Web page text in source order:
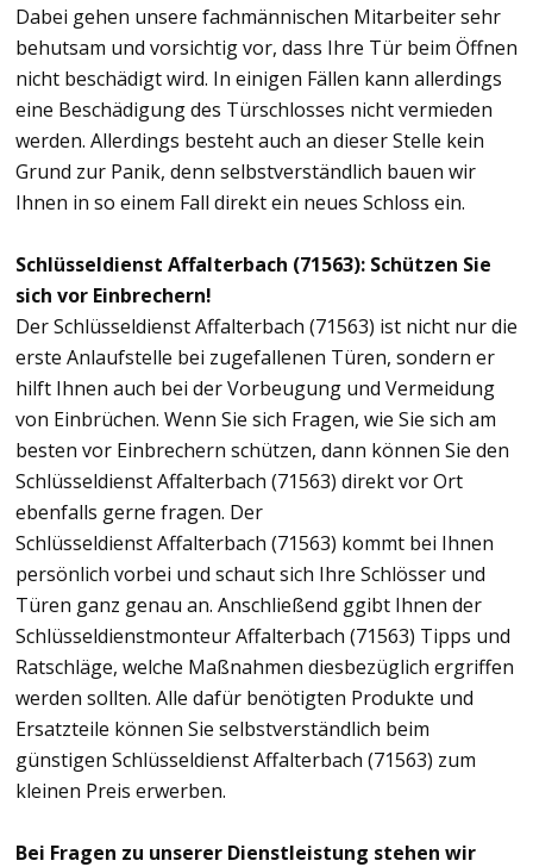
Dabei gehen unsere fachmännischen Mitarbeiter sehr
behutsam und vorsichtig vor, dass Ihre Tür beim Öffnen
nicht beschädigt wird. In einigen Fällen kann allerdings
eine Beschädigung des Türschlosses nicht vermieden
werden. Allerdings besteht auch an dieser Stelle kein
Grund zur Panik, denn selbstverständlich bauen wir
Ihnen in so einem Fall direkt ein neues Schloss ein.
Schlüsseldienst Affalterbach (71563): Schützen Sie
sich vor Einbrechern!
Der Schlüsseldienst Affalterbach (71563) ist nicht nur die
erste Anlaufstelle bei zugefallenen Türen, sondern er
hilft Ihnen auch bei der Vorbeugung und Vermeidung
von Einbrüchen. Wenn Sie sich Fragen, wie Sie sich am
besten vor Einbrechern schützen, dann können Sie den
Schlüsseldienst Affalterbach (71563) direkt vor Ort
ebenfalls gerne fragen. Der
Schlüsseldienst Affalterbach (71563) kommt bei Ihnen
persönlich vorbei und schaut sich Ihre Schlösser und
Türen ganz genau an. Anschließend ggibt Ihnen der
Schlüsseldienstmonteur Affalterbach (71563) Tipps und
Ratschläge, welche Maßnahmen diesbezüglich ergriffen
werden sollten. Alle dafür benötigten Produkte und
Ersatzteile können Sie selbstverständlich beim
günstigen Schlüsseldienst Affalterbach (71563) zum
kleinen Preis erwerben.
Bei Fragen zu unserer Dienstleistung stehen wir